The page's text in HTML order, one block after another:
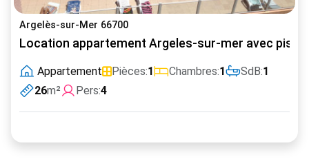
Argelès-sur-Mer 66700
Location appartement Argeles-sur-mer avec
Appartement Pièces:1 Chambres:1 SdB:1
26m² Pers:4